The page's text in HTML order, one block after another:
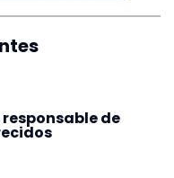
responsable de